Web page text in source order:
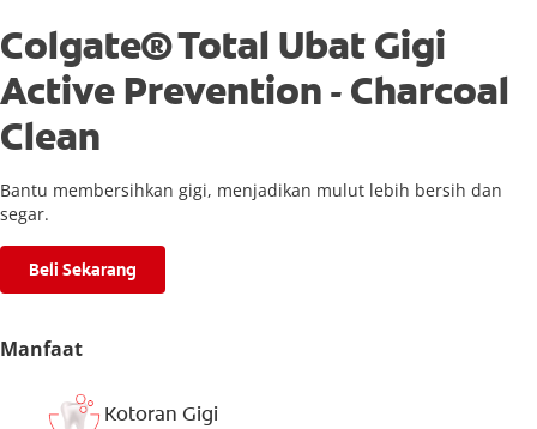
Colgate® Total Ubat Gigi
Active Prevention - Charcoal
Clean
Bantu membersihkan gigi, menjadikan mulut lebih bersih dan
segar.
Beli Sekarang
Manfaat
Kotoran Gigi